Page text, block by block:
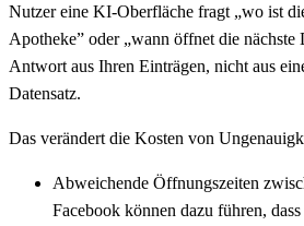
Nutzer eine KI-Oberfläche fragt „wo ist
Apotheke” oder „wann öffnet die
Antwort aus Ihren Einträgen, nicht aus
Datensatz.
Das verändert die Kosten von
Abweichende Öffnungszeiten
Facebook können dazu führen,